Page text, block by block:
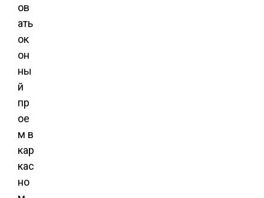
ов
ать
ок
он
ны
й
пр
ое
м в
кар
кас
но